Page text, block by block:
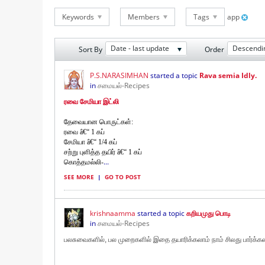
Keywords Members Tags app
Sort By Date - last update Order
P.S.NARASIMHAN started a topic Rava semia Idly.
inசமையல்-Recipes
ரவை சேமியா இட்லி
தேவையான பொருட்கள்:
ரவை â€“ 1 கப்
சேமியா â€“ 1/4 கப்
சற்று புளித்த தயிர் â€“ 1 கப்
கொத்தமல்லி-...
SEE MORE | GO TO POST
krishnaamma started a topicகறியமுது பொடி
inசமையல்-Recipes
பலசுவைகளில், பல முறைகளில் இதை தயாரிக்கலாம் நாம் சிலது